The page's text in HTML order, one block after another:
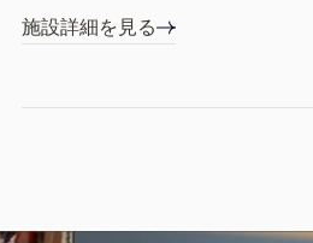
施設詳細を見る